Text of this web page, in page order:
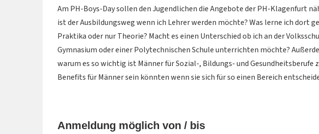
Am PH-Boys-Day sollen den Jugendlichen die Angebote der PH-Klagenfurt
ist der Ausbildungsweg wenn ich Lehrer werden möchte? Was lerne ich dort
Praktika oder nur Theorie? Macht es einen Unterschied ob ich an der
Gymnasium oder einer Polytechnischen Schule unterrichten möchte?
warum es so wichtig ist Männer für Sozial-, Bildungs- und Gesundheitsberufe
Benefits für Männer sein könnten wenn sie sich für so einen Bereich
Anmeldung möglich von / bis